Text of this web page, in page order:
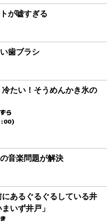
が嘘すぎる
歯ブラシ
冷たい！そうめんかき氷の
ら
音楽問題が解決
にあるぐるぐるしている井
いず井戸」